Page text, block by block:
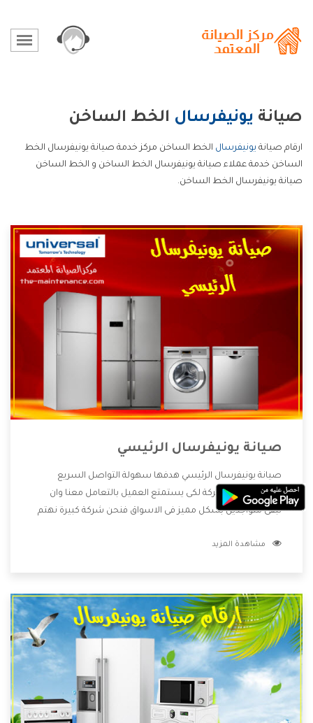
صيانة يونيفرسال الخط الساخن
ارقام صيانة يونيفرسال الخط الساخن مركز خدمة صيانة يونيفرسال الخط
الساخن خدمة عملاء صيانة يونيفرسال الخط الساخن و الخط الساخن
صيانة يونيفرسال الخط الساخن.
صيانة يونيفرسال الرئيسي
صيانة يونيفرسال الرئيسي هدفها سهولة التواصل السريع
والمباشر مع الشركة لكى يستمتع العميل بالتعامل معنا وان
نبقى متواجدين بشكل مميز فى الاسواق فنحن شركة كبيرة نهتم
الشركة بها والتى تكون منها خدمة الصيانة التى تكون من أهم
وأقوى الأسعار التى تكون مناسبة لكثير من العملاء
مشاهدة المزيد